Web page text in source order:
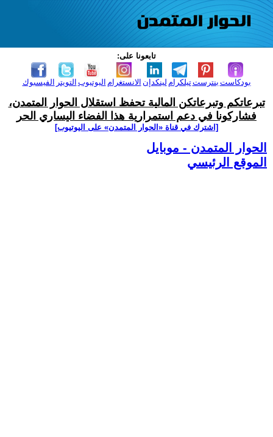
تابعونا على:
الفيسبوك التويتر اليوتيوب الانستغرام لينكدإن تيلكرامبنترست بودكاست
تبرعاتكم وتبرعاتكن المالية تحفظ استقلال الحوار المتمدن،
فشاركونا في دعم استمرارية هذا الفضاء اليساري الحر
[اشترك في قناة ‫«الحوار المتمدن» على اليوتيوب]
الحوار المتمدن - موبايل
الموقع الرئيسي